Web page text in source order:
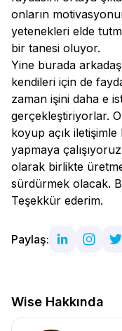
onların
yetenekleri elde
bir tanesi oluyor.
Yine burada
kendileri için de
zaman işini daha e
gerçekleştiriyorlar.
koyup açık
yapmaya
olarak birlikte
sürdürmek olacak.
Teşekkür ederim.
Paylaş:
Wise Hakkında